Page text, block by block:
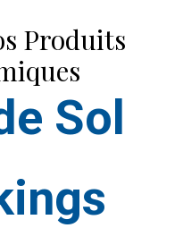
Produits
Sol